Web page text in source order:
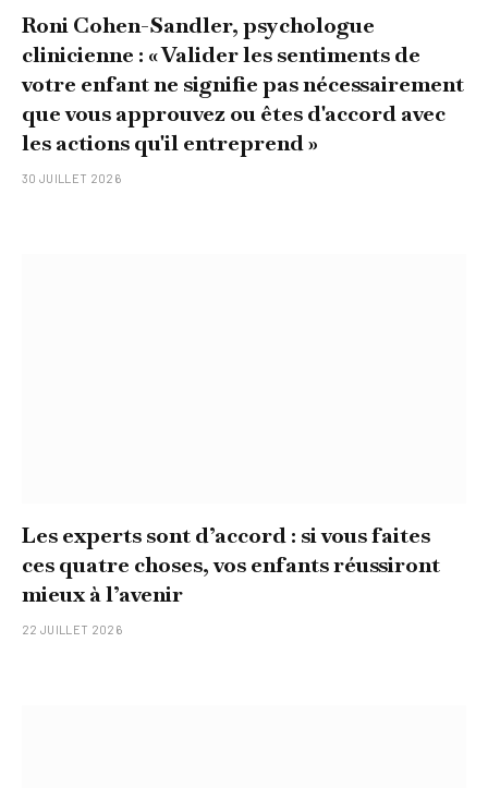
Roni Cohen-Sandler, psychologue
clinicienne : « Valider les sentiments de
votre enfant ne signifie pas nécessairement
que vous approuvez ou êtes d'accord avec
les actions qu'il entreprend »
30 JUILLET 2026
Les experts sont d’accord : si vous faites
ces quatre choses, vos enfants réussiront
mieux à l’avenir
22 JUILLET 2026